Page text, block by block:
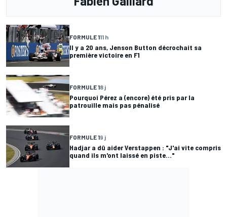
FORMULE 111 h
Il y a 20 ans, Jenson Button décrochait sa
première victoire en F1
FORMULE 18 j
Pourquoi Pérez a (encore) été pris par la
patrouille mais pas pénalisé
FORMULE 19 j
Hadjar a dû aider Verstappen : "J'ai vite compris
quand ils m'ont laissé en piste..."